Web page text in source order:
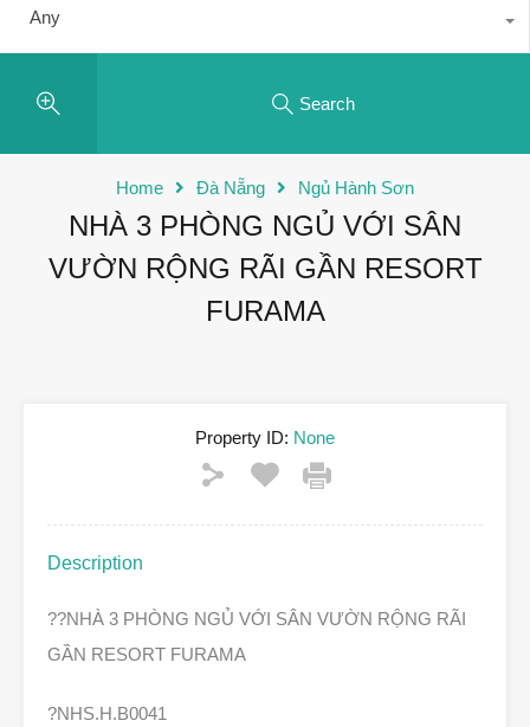
Any
Search
Home Đà Nẵng Ngủ Hành Sơn
NHÀ 3 PHÒNG NGỦ VỚI SÂN
VƯỜN RỘNG RÃI GẦN RESORT
FURAMA
Property ID: None
Description
??NHÀ 3 PHÒNG NGỦ VỚI SÂN VƯỜN RỘNG RÃI
GẦN RESORT FURAMA
?NHS.H.B0041